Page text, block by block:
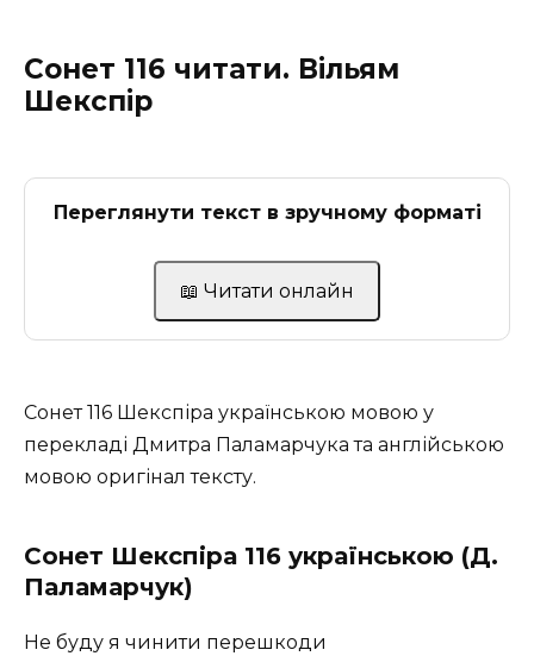
Сонет 116 читати. Вільям
Шекспір
Переглянути текст в зручному форматі
📖 Читати онлайн
Сонет 116 Шекспіра українською мовою у
перекладі Дмитра Паламарчука та англійською
мовою оригінал тексту.
Сонет Шекспіра 116 українською (Д.
Паламарчук)
He буду я чинити перешкоди